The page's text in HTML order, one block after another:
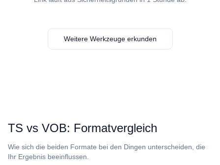
Weitere Werkzeuge erkunden
⁦TS⁩ vs ⁦VOB⁩: Formatvergleich
Wie sich die beiden Formate bei den Dingen unterscheiden, die
Ihr Ergebnis beeinflussen.